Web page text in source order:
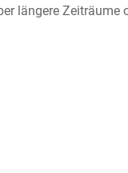
längere